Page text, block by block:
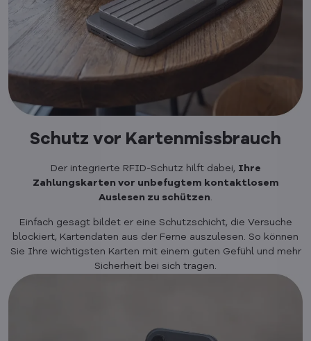
Schutz vor Kartenmissbrauch
Der integrierte RFID-Schutz hilft dabei, Ihre
Zahlungskarten vor unbefugtem kontaktlosem
Auslesen zu schützen.
Einfach gesagt bildet er eine Schutzschicht, die Versuche
blockiert, Kartendaten aus der Ferne auszulesen. So können
Sie Ihre wichtigsten Karten mit einem guten Gefühl und mehr
Sicherheit bei sich tragen.